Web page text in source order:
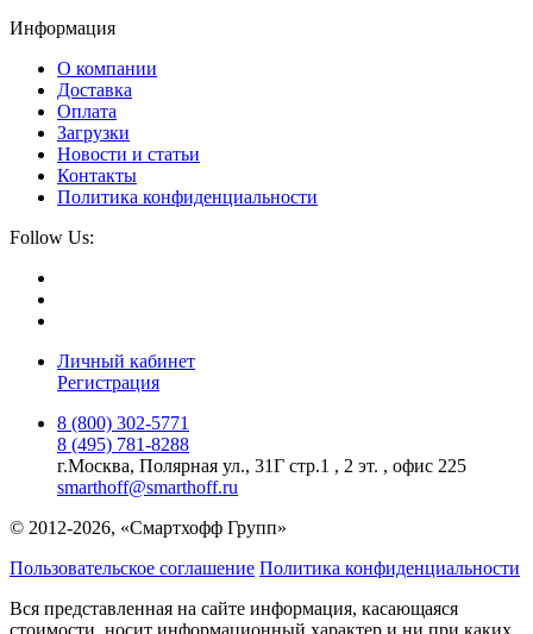
Информация
О компании
Доставка
Оплата
Загрузки
Новости и статьи
Контакты
Политика конфиденциальности
Follow Us:
Личный кабинет
Регистрация
8 (800) 302-5771
8 (495) 781-8288
г.Москва, Полярная ул., 31Г стр.1 , 2 эт. , офис 225
smarthoff@smarthoff.ru
© 2012-2026, «Смартхофф Групп»
Пользовательское соглашение Политика конфиденциальности
Вся представленная на сайте информация, касающаяся
стоимости, носит информационный характер и ни при каких